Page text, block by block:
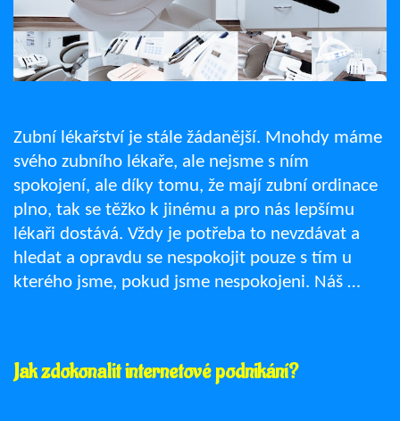
Zubní lékařství je stále žádanější. Mnohdy máme
svého zubního lékaře, ale nejsme s ním
spokojení, ale díky tomu, že mají zubní ordinace
plno, tak se těžko k jinému a pro nás lepšímu
lékaři dostává. Vždy je potřeba to nevzdávat a
hledat a opravdu se nespokojit pouze s tím u
kterého jsme, pokud jsme nespokojeni. Náš …
Jak zdokonalit internetové podnikání?